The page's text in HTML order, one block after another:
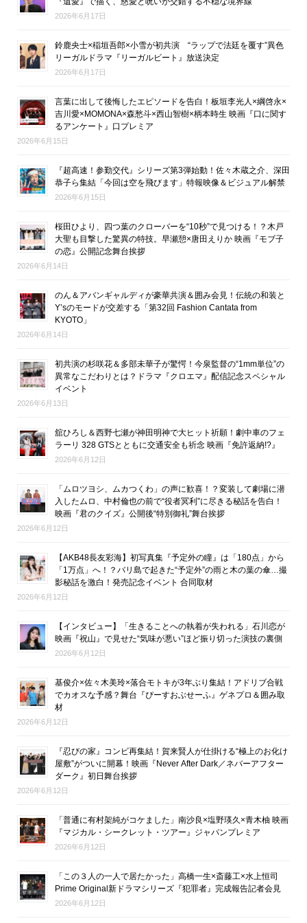
2026年6月17日
鈴鹿央士×稲垣吾郎×小雪が初共演 “ラップで法廷を覆す”異色
リーガルドラマ『リーガルビート』放送決定
2026年6月17日
言葉に出して後悔したエピソードを告白！板垣李光人×綱啓永×
吉川愛×MOMONA×森愁斗×西山智樹×柄本時生 映画『口に関す
るアンケート』口プレミア
2026年6月15日
『超高速！参勤交代』シリーズ第3弾始動！佐々木蔵之介、深田
恭子ら集結「今回は空を飛びます」特報映像＆ビジュアル解禁
2026年6月15日
桜田ひより、四つ葉のクローバーを“10秒”で見つける！？木戸
大聖も目撃した驚異の特技。早瀬憩×唐田えりか 映画『モブ子
の恋』公開記念舞台挨拶
2026年6月14日
のん＆アバンギャルディが豪華共演＆囲み会見！伝統の和装と
Y’sのモードが交差する「第32回 Fashion Cantata from
KYOTO」
2026年6月14日
初共演の杉咲花＆多部未華子が驚愕！今泉監督の“1mm単位”の
異常なこだわりとは？ドラマ『クロエマ』配信記念スペシャル
イベント
2026年6月13日
舘ひろし＆西野七瀬が神田明神で大ヒット祈願！劇中車のフェ
ラーリ 328 GTSとともに交通安全も祈念 映画『免許返納!?』
2026年6月12日
「ムロツヨシ、ムカつくわ」の声に歓喜！？変装して劇場に潜
入したムロ、中村倫也の前で“役者冥利”に尽きる秘話を告白！
映画『君のクイズ』公開後“特別御礼”舞台挨拶
2026年6月12日
【AKB48長友彩海】初写真集『予定外の瞳』は「180点」から
「1万点」へ！？バリ島で起きた“予定外”の雨と木の葉の傘…撮
影秘話を激白！発売記念イベント 合同取材
2026年6月12日
【インタビュー】「生きることへの執着が失われる」石川恋が
映画『祝山』で見せた“気味が悪い”ほど振り切った演技の裏側
2026年6月12日
基俊介×佐々木美玲×落合モトキが3年ぶり集結！アドリブ合戦
でカオスな予感？舞台『ぴーすおぶせーふ』ゲネプロ＆囲み取
材
2026年6月12日
『忍びの家』コンビ再集結！賀来賢人が仕掛ける“極上のお化け
屋敷”がついに開幕！映画『Never After Dark／ネバーアフター
ダーク』初日舞台挨拶
2026年6月12日
「普通に有村架純がコケました」南沙良×塩野瑛久×青木柚 映画
『マジカル・シークレット・ツアー』ジャパンプレミア
2026年6月12日
「この３人の一人で居たかった」高橋一生×斎藤工×水上恒司
Prime Original新ドラマシリーズ『犯罪者』完成報告記者会見
2026年6月12日